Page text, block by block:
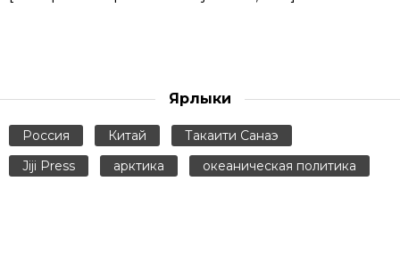
Ярлыки
Россия Китай
Такаити Санаэ
Jiji Press
арктика океаническая политика